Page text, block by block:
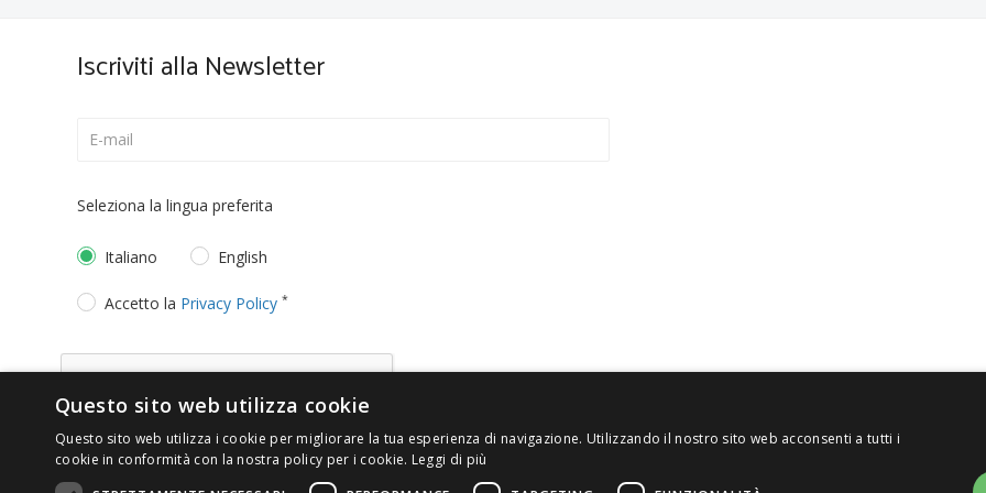
Iscriviti alla Newsletter
Seleziona la lingua preferita
Italiano English
Accetto la Privacy Policy *
Questo sito web utilizza cookie
Questo sito web utilizza i cookie per migliorare la tua esperienza di navigazione. Utilizzando il nostro sito web acconsenti a tutti i
cookie in conformità con la nostra policy per i cookie. Leggi di più